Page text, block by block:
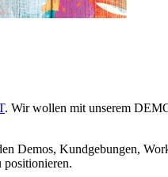
. Wir wollen mit unserem
Demos, Kundgebungen,
positionieren.